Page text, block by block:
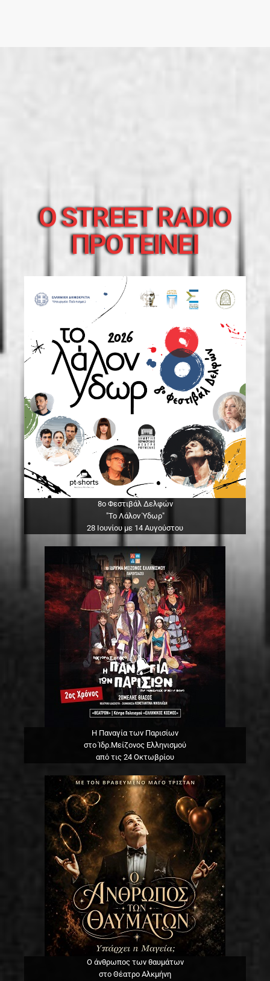
O STREET RADIO
ΠΡΟΤΕΙΝΕΙ
8ο Φεστιβάλ Δελφών
"Το Λάλον Ύδωρ"
28 Ιουνίου με 14 Αυγούστου
Η Παναγία των Παρισίων
στο Ίδρ.Μείζονος Ελληνισμού
από τις 24 Οκτωβρίου
Ο άνθρωπος των θαυμάτων
στο Θέατρο Αλκμήνη